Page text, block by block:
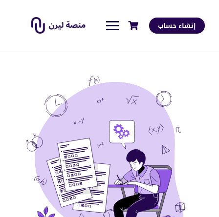
إنشاء حساب